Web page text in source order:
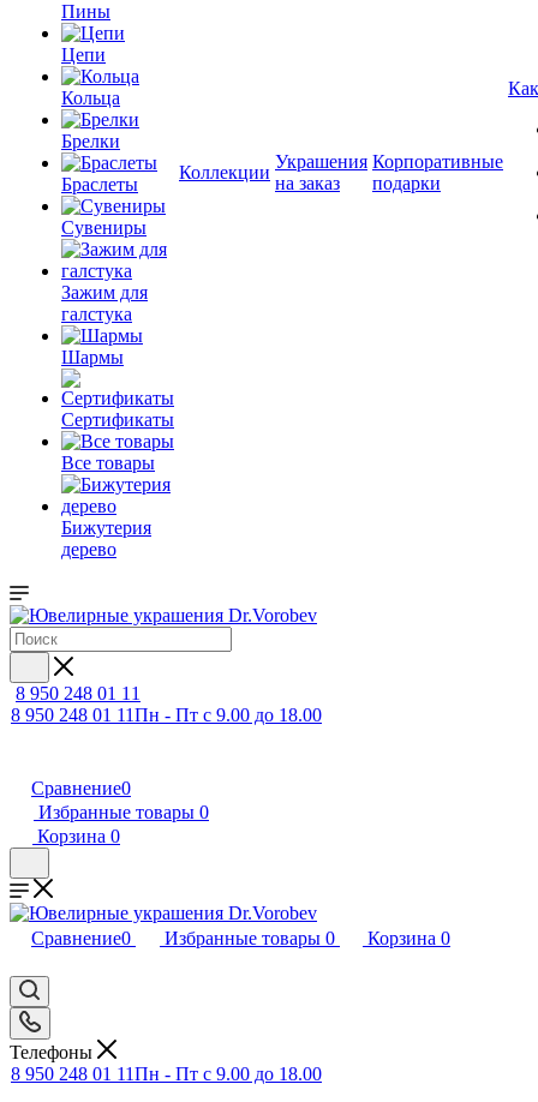
Пины
Цепи
Кольца
Брелки
Браслеты
Сувениры
Зажим для
галстука
Шармы
Сертификаты
Все товары
Бижутерия
дерево
Коллекции
Украшения
на заказ
Корпоративные
подарки
8 950 248 01 11
8 950 248 01 11Пн - Пт с 9.00 до 18.00
Сравнение0
Избранные товары 0
Корзина 0
Сравнение0 Избранные товары 0 Корзина 0
Телефоны
8 950 248 01 11Пн - Пт с 9.00 до 18.00